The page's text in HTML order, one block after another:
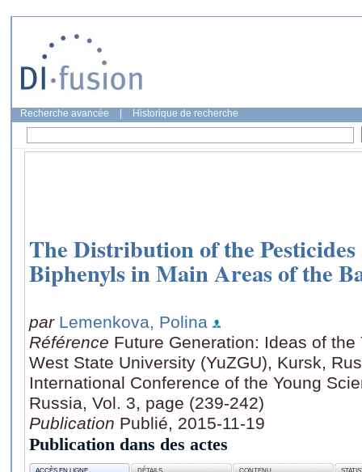
Recherche avancée Historique de recherche
The Distribution of the
Biphenyls in Main Areas of the
par Lemenkova, Polina
Référence Future Generation: Ideas of
West State University (YuZGU), Kursk,
International Conference of the Young
Russia, Vol. 3, page (239-242)
Publication Publié, 2015-11-19
Publication dans des actes